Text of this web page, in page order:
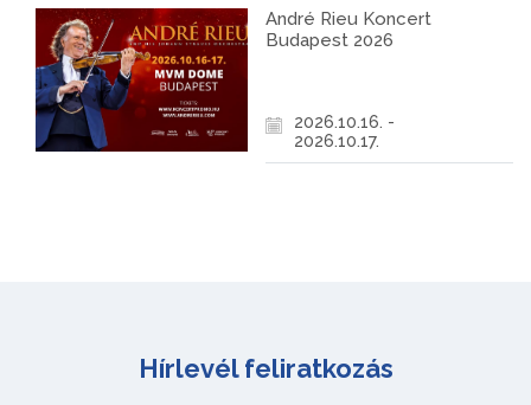
André Rieu Koncert
Budapest 2026
2026.10.16. -
2026.10.17.
Hírlevél feliratkozás